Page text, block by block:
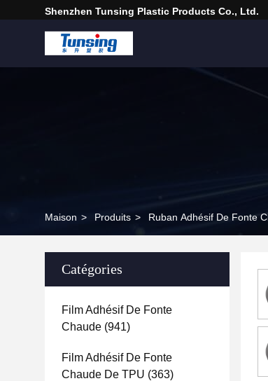
Shenzhen Tunsing Plastic Products Co., Ltd.
Maison > Produits > Ruban Adhésif De Fonte
Catégories
Film Adhésif De Fonte
Chaude (941)
Film Adhésif De Fonte
Chaude De TPU (363)